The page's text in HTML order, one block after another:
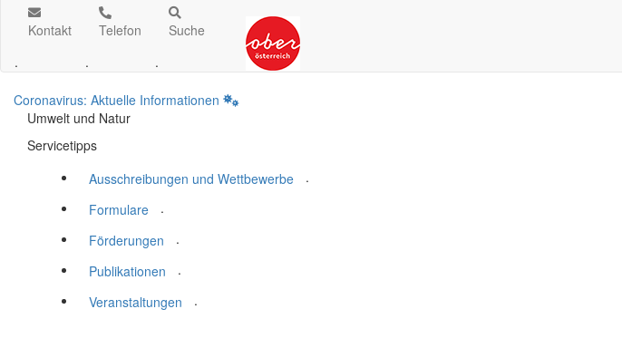
Kontakt
.
Telefon
.
Suche
.
Coronavirus: Aktuelle Informationen
Umwelt und Natur
Servicetipps
Ausschreibungen und Wettbewerbe
.
Formulare
.
Förderungen
.
Publikationen
.
Veranstaltungen
.